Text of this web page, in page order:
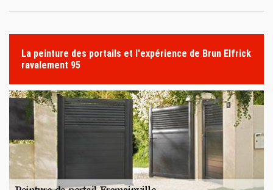
La peinture des portails et l'expérience de Brun Elfrick
ravalement 95